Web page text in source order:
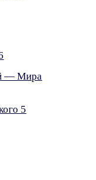
— Мира
5